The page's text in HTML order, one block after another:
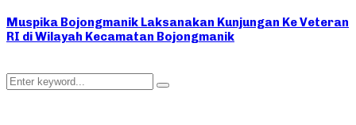
Muspika Bojongmanik Laksanakan Kunjungan Ke Veteran
RI di Wilayah Kecamatan Bojongmanik
Search
for:
Search